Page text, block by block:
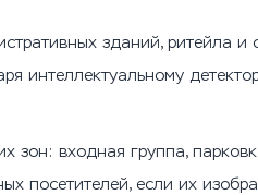
зданий, ритейла и
интеллектуальному
зон: входная группа,
посетителей, если их